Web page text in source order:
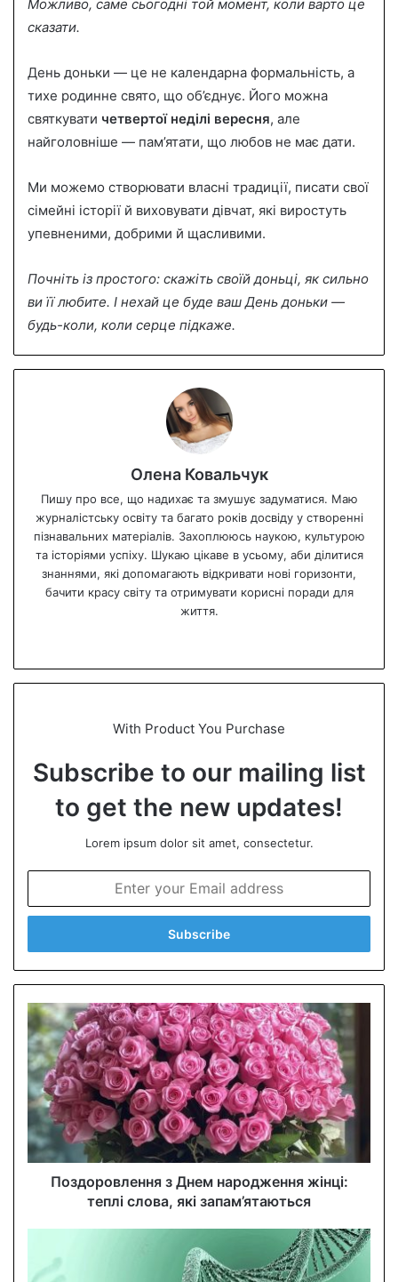
Можливо, саме сьогодні той момент, коли варто це
сказати.
День доньки — це не календарна формальність, а
тихе родинне свято, що об’єднує. Його можна
святкувати четвертої неділі вересня, але
найголовніше — пам’ятати, що любов не має дати.
Ми можемо створювати власні традиції, писати свої
сімейні історії й виховувати дівчат, які виростуть
упевненими, добрими й щасливими.
Почніть із простого: скажіть своїй доньці, як сильно
ви її любите. І нехай це буде ваш День доньки —
будь-коли, коли серце підкаже.
Олена Ковальчук
Пишу про все, що надихає та змушує задуматися. Маю
журналістську освіту та багато років досвіду у створенні
пізнавальних матеріалів. Захоплююсь наукою, культурою
та історіями успіху. Шукаю цікаве в усьому, аби ділитися
знаннями, які допомагають відкривати нові горизонти,
бачити красу світу та отримувати корисні поради для
життя.
te
With Product You Purchase
Subscribe to our mailing list
to get the new updates!
Lorem ipsum dolor sit amet, consectetur.
t
r
y
u
r
E
m
a
i
a
d
Поздоровлення з Днем народження жінці:
теплі слова, які запам’ятаються